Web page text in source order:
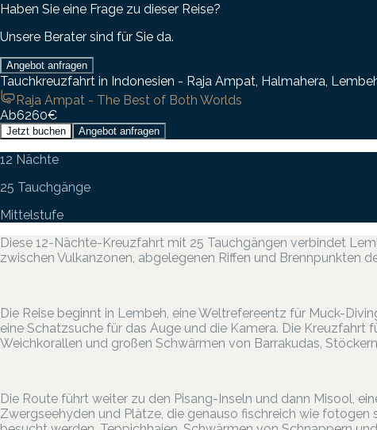
Haben Sie eine Frage zu dieser Reise?
Unsere Berater sind für Sie da.
Angebot anfragen
Tauchkreuzfahrt in Indonesien - Raja Ampat, Halmahera,
Raja Ampat - The Best of Both Worlds
Ab6260€
Jetzt buchen Angebot anfragen
12 Nächte
25 Tauchgänge
Mittelstufe
Diese 12-Nächte-Kreuzfahrt mit 25 Tauchgängen verbindet
zwischen Vulkanzonen, abgelegenen Riffen und Brennpunkten
Die Reise beginnt in Lembeh, eine Weltrefereentz für Muck-
eine Schatzsuche für das Auge und die Kamera. Die
Weichkorallen und großen Schwärmen von Barrakudas,
Die Route führt weiter zu den Pisang-Inseln und dann Misool,
Zwergseehyden und Plätze, die genauso fischreich wie